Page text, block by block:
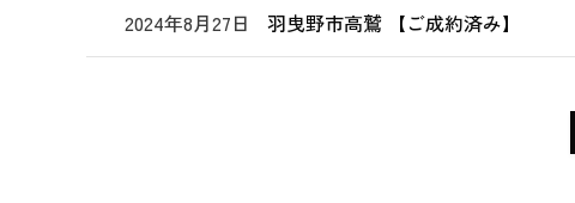
2024年8月27日 羽曳野市高鷲 【ご成約済み】